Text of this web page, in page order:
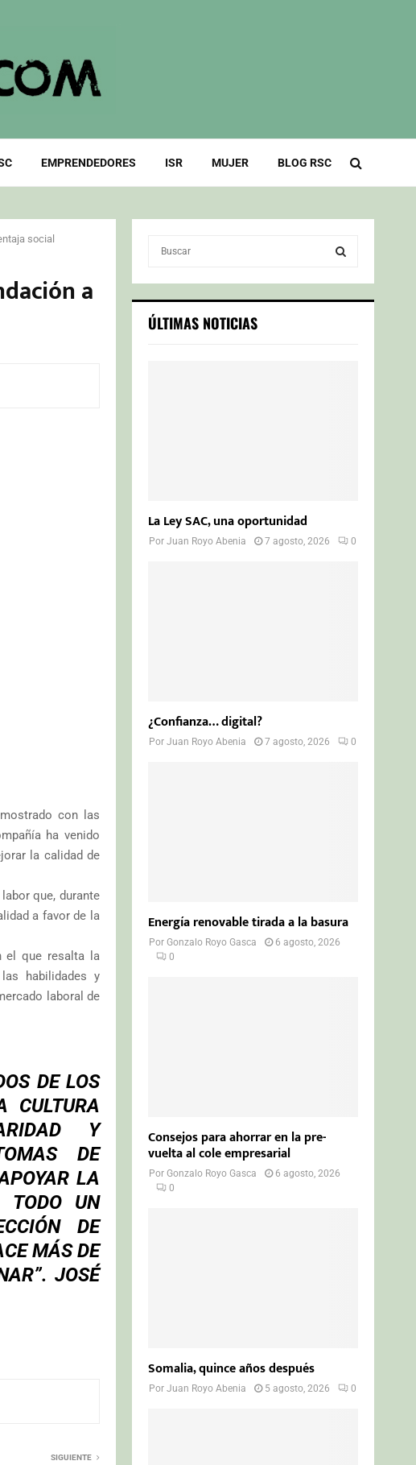
EMPRENDEDORES ISR MUJER BLOG RSC
social
a
con las
ha venido
la calidad de
que, durante
a favor de la
el que resalta la
habilidades y
laboral de
DE LOS
CULTURA
Y
DE
LA
TODO UN
DE
MÁS DE
JOSÉ
SIGUIENTE
c
h
S
ÚLTIMAS NOTICIAS
La Ley SAC, una oportunidad
PorJuan Royo Abenia 7 agosto, 2026 0
¿Confianza… digital?
PorJuan Royo Abenia 7 agosto, 2026 0
Energía renovable tirada a la basura
PorGonzalo Royo Gasca
6 agosto, 2026
0
Consejos para ahorrar en la pre-
vuelta al cole empresarial
PorGonzalo Royo Gasca
6 agosto, 2026
0
Somalia, quince años después
PorJuan Royo Abenia 5 agosto, 2026 0